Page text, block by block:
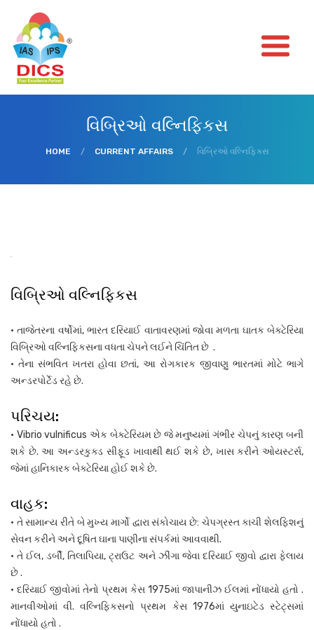
વિબ્રિઓ વલ્નિફિકસ
HOME / CURRENT AFFAIRS / વિબ્રિઓ વલ્નિફિકસ
વિબ્રિઓ વલ્નિફિકસ
• તાજેતરના વર્ષોમાં, ભારત દરિયાઈ વાતાવરણમાં જોવા મળતા ઘાતક બેક્ટેરિયા
વિબ્રિઓ વલ્નિફિકસના વધતા ચેપને લઈને ચિંતિત છે .
• તેના સંભવિત ખતરા હોવા છતાં, આ રોગકારક જીવાણુ ભારતમાં મોટે ભાગે
અન્ડરપોર્ટેડ રહે છે.
પરિચય:
• Vibrio vulnificus એક બેક્ટેરિયમ છે જે મનુષ્યમાં ગંભીર ચેપનું કારણ બની
શકે છે. આ અન્ડરકુક્ડ સીફૂડ ખાવાથી થઈ શકે છે, ખાસ કરીને ઓયસ્ટર્સ,
જેમાં હાનિકારક બેક્ટેરિયા હોઈ શકે છે.
વાહક:
• તે સામાન્ય રીતે બે મુખ્ય માર્ગો દ્વારા સંકોચાય છે: ચેપગ્રસ્ત કાચી શેલફિશનું
સેવન કરીને અને દૂષિત ઘાના પાણીના સંપર્કમાં આવવાથી.
• તે ઈલ, ડર્બી, તિલાપિયા, ટ્રાઉટ અને ઝીંગા જેવા દરિયાઈ જીવો દ્વારા ફેલાય
છે .
• દરિયાઈ જીવોમાં તેનો પ્રથમ કેસ 1975માં જાપાનીઝ ઈલમાં નોંધાયો હતો .
માનવીઓમાં વી. વલ્નિફિકસનો પ્રથમ કેસ 1976માં યુનાઇટેડ સ્ટેટ્સમાં
નોંધાયો હતો .